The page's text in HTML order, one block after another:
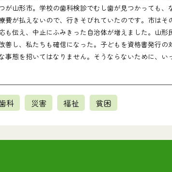
山形市。学校の歯科検診でむし歯が見つかっても
費が払えないので、行きそびれていたのです。市は
伝え、中止にふみきった自治体が増えました。山
善し、私たちも確信になった。子どもを資格書発行の
態を招いてはなりません。そうならないために、い
科 災害 福祉 貧困